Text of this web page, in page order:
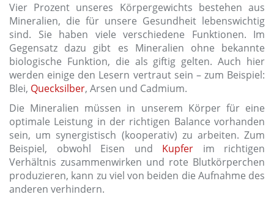
Vier Prozent unseres Körpergewichts bestehen aus
Mineralien, die für unsere Gesundheit lebenswichtig
sind. Sie haben viele verschiedene Funktionen. Im
Gegensatz dazu gibt es Mineralien ohne bekannte
biologische Funktion, die als giftig gelten. Auch hier
werden einige den Lesern vertraut sein – zum Beispiel:
Blei, Quecksilber, Arsen und Cadmium.
Die Mineralien müssen in unserem Körper für eine
optimale Leistung in der richtigen Balance vorhanden
sein, um synergistisch (kooperativ) zu arbeiten. Zum
Beispiel, obwohl Eisen und Kupfer im richtigen
Verhältnis zusammenwirken und rote Blutkörperchen
produzieren, kann zu viel von beiden die Aufnahme des
anderen verhindern.